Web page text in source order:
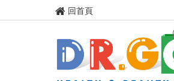
回首頁